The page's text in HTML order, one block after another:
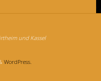
und Kassel
WordPress.